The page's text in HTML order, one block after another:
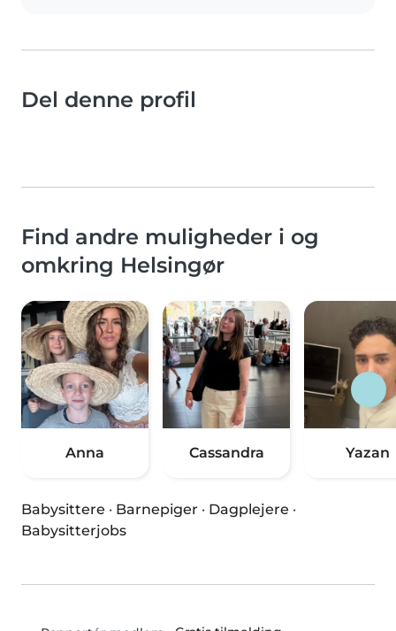
Del denne profil
Find andre muligheder i og
omkring Helsingør
Anna Cassandra Yazan
Babysittere · Barnepiger · Dagplejere ·
Babysitterjobs